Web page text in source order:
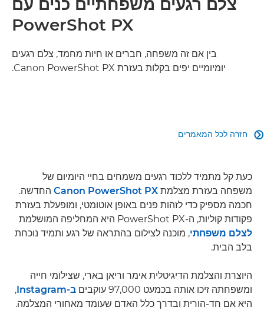
צלם רגעים משפחתיים כנים עם
PowerShot PX
בין אם זה משפחה, חברים או חיות מחמד, צלם רגעים
יומיומיים יפים בקלות בעזרת Canon PowerShot PX.
חזרה לכל המאמרים 
כעת קל מתמיד ללכוד רגעים משמחים בחיי היומיום של
משפחה בעזרת מצלמת Canon PowerShot PX החדשה.
חכמה מספיק כדי לזהות פנים באופן אוטומטי, ומופעלת בעזרת
פקודות קוליות, ה-PowerShot PX היא המחליפה המושלמת
לצלם משפחתי, מוכנה לצילום בהתראה של רגע ותמיד נוכחת
בלב הבית.
היוצרת והצלמת הדיגיטלית אימר וריאן בארי, שצילומי חייה
ומשפחתה זיכו אותה בכמעט 97,000 עוקבים
ב-Instagram
,
היא אם חד-הורית ובדרך כלל האדם שעומד מאחורי המצלמה.